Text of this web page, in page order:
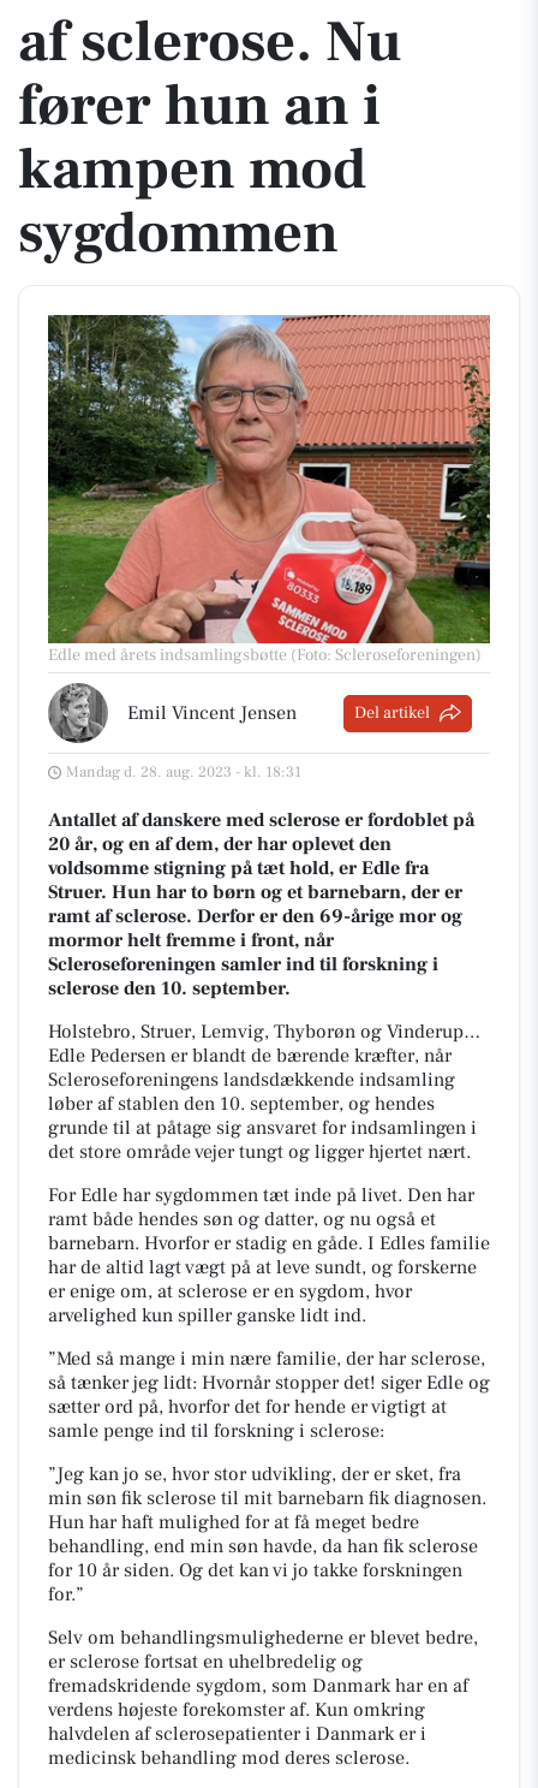
af sclerose. Nu
fører hun an i
kampen mod
sygdommen
Edle med årets indsamlingsbøtte (Foto: Scleroseforeningen)
Emil Vincent Jensen Del artikel
Mandag d. 28. aug. 2023 - kl. 18:31
Antallet af danskere med sclerose er fordoblet på
20 år, og en af dem, der har oplevet den
voldsomme stigning på tæt hold, er Edle fra
Struer. Hun har to børn og et barnebarn, der er
ramt af sclerose. Derfor er den 69-årige mor og
mormor helt fremme i front, når
Scleroseforeningen samler ind til forskning i
sclerose den 10. september.
Holstebro, Struer, Lemvig, Thyborøn og Vinderup…
Edle Pedersen er blandt de bærende kræfter, når
Scleroseforeningens landsdækkende indsamling
løber af stablen den 10. september, og hendes
grunde til at påtage sig ansvaret for indsamlingen i
det store område vejer tungt og ligger hjertet nært.
For Edle har sygdommen tæt inde på livet. Den har
ramt både hendes søn og datter, og nu også et
barnebarn. Hvorfor er stadig en gåde. I Edles familie
har de altid lagt vægt på at leve sundt, og forskerne
er enige om, at sclerose er en sygdom, hvor
arvelighed kun spiller ganske lidt ind.
”Med så mange i min nære familie, der har sclerose,
så tænker jeg lidt: Hvornår stopper det! siger Edle og
sætter ord på, hvorfor det for hende er vigtigt at
samle penge ind til forskning i sclerose:
”Jeg kan jo se, hvor stor udvikling, der er sket, fra
min søn fik sclerose til mit barnebarn fik diagnosen.
Hun har haft mulighed for at få meget bedre
behandling, end min søn havde, da han fik sclerose
for 10 år siden. Og det kan vi jo takke forskningen
for.”
Selv om behandlingsmulighederne er blevet bedre,
er sclerose fortsat en uhelbredelig og
fremadskridende sygdom, som Danmark har en af
verdens højeste forekomster af. Kun omkring
halvdelen af sclerosepatienter i Danmark er i
medicinsk behandling mod deres sclerose.